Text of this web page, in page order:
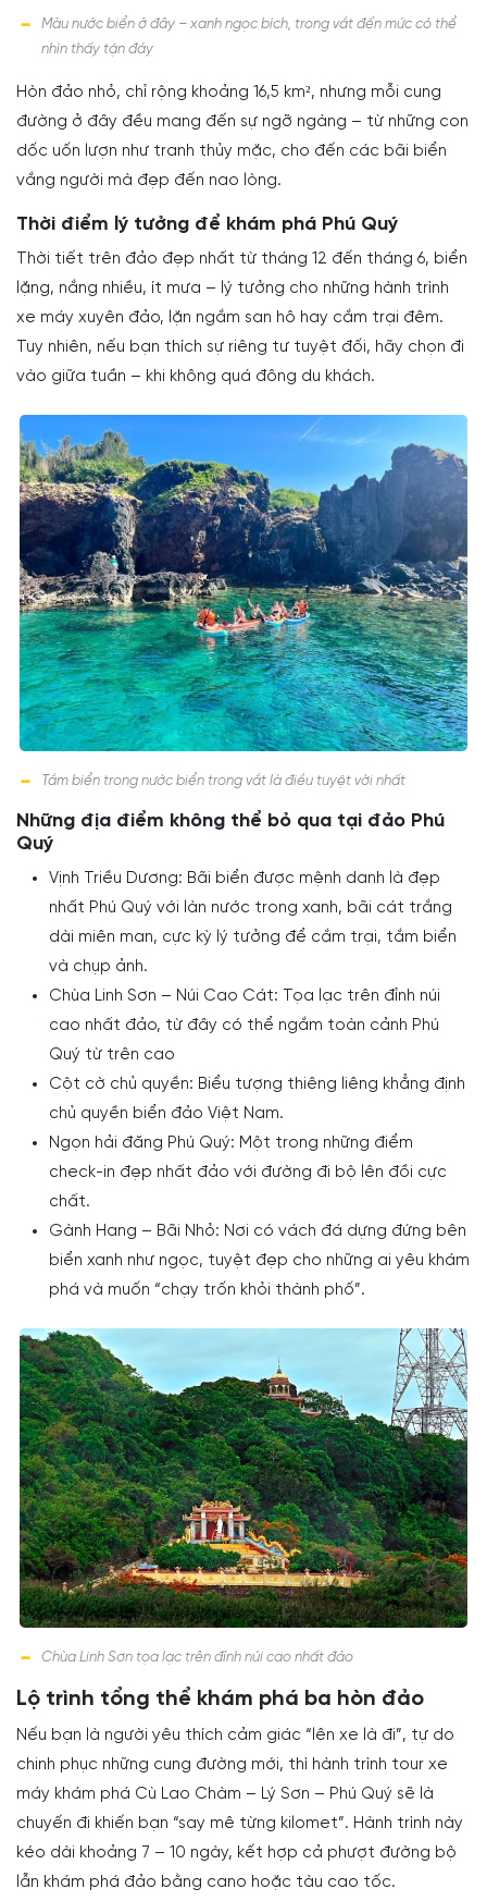
Màu nước biển ở đây – xanh ngọc bích, trong vắt đến mức có thể
nhìn thấy tận đáy
Hòn đảo nhỏ, chỉ rộng khoảng 16,5 km², nhưng mỗi cung
đường ở đây đều mang đến sự ngỡ ngàng – từ những con
dốc uốn lượn như tranh thủy mặc, cho đến các bãi biển
vắng người mà đẹp đến nao lòng.
Thời điểm lý tưởng để khám phá Phú Quý
Thời tiết trên đảo đẹp nhất từ tháng 12 đến tháng 6, biển
lặng, nắng nhiều, ít mưa – lý tưởng cho những hành trình
xe máy xuyên đảo, lặn ngắm san hô hay cắm trại đêm.
Tuy nhiên, nếu bạn thích sự riêng tư tuyệt đối, hãy chọn đi
vào giữa tuần – khi không quá đông du khách.
Tắm biển trong nước biển trong vắt là điều tuyệt vời nhất
Những địa điểm không thể bỏ qua tại đảo Phú
Quý
Vịnh Triều Dương: Bãi biển được mệnh danh là đẹp
nhất Phú Quý với làn nước trong xanh, bãi cát trắng
dài miên man, cực kỳ lý tưởng để cắm trại, tắm biển
và chụp ảnh.
Chùa Linh Sơn – Núi Cao Cát: Tọa lạc trên đỉnh núi
cao nhất đảo, từ đây có thể ngắm toàn cảnh Phú
Quý từ trên cao
Cột cờ chủ quyền: Biểu tượng thiêng liêng khẳng định
chủ quyền biển đảo Việt Nam.
Ngọn hải đăng Phú Quý: Một trong những điểm
check-in đẹp nhất đảo với đường đi bộ lên đồi cực
chất.
Gành Hang – Bãi Nhỏ: Nơi có vách đá dựng đứng bên
biển xanh như ngọc, tuyệt đẹp cho những ai yêu khám
phá và muốn “chạy trốn khỏi thành phố”.
Chùa Linh Sơn tọa lạc trên đỉnh núi cao nhất đảo
Lộ trình tổng thể khám phá ba hòn đảo
Nếu bạn là người yêu thích cảm giác “lên xe là đi”, tự do
chinh phục những cung đường mới, thì hành trình tour xe
máy khám phá Cù Lao Chàm – Lý Sơn – Phú Quý sẽ là
chuyến đi khiến bạn “say mê từng kilomet”. Hành trình này
kéo dài khoảng 7 – 10 ngày, kết hợp cả phượt đường bộ
lẫn khám phá đảo bằng cano hoặc tàu cao tốc.